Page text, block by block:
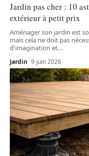
Jardin pas cher : 10
extérieur à petit prix
Aménager son jardin est
mais cela ne doit pas
d'imagination et…
Jardin 9 juin 2026